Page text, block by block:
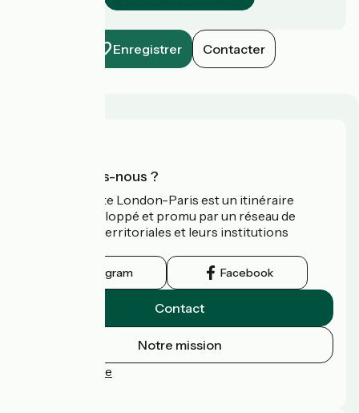
Enregistrer Contacter
Qui sommes-nous ?
L’Avenue Verte London-Paris est un itinéraire
cyclable développé et promu par un réseau de
collectivités territoriales et leurs institutions
Instagram Facebook
Contact
Notre mission
Espace Presse